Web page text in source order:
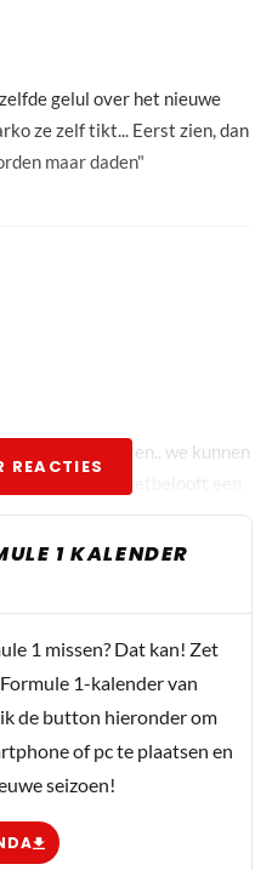
tijd zal het leren.. we kunnen
het waar kan maken ? :o)
gelul over het nieuwe
ze zelf tikt... Eerst zien, dan
maar daden"
nog maar een kreet.
beetje dat hoog van de
REACTIES
1 KALENDER
1 missen? Dat kan! Zet
1-kalender van
de button hieronder om
of pc te plaatsen en
seizoen!